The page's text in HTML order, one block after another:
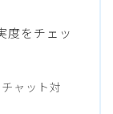
度をチェッ
ャット対